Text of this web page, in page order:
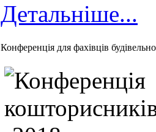
Детальніше...
Конференція для фахівців